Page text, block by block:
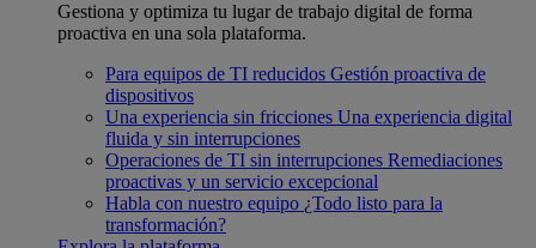
Gestiona y optimiza tu lugar de trabajo digital de forma
proactiva en una sola plataforma.
Para equipos de TI reducidos Gestión proactiva de
dispositivos
Una experiencia sin fricciones Una experiencia digital
fluida y sin interrupciones
Operaciones de TI sin interrupciones Remediaciones
proactivas y un servicio excepcional
Habla con nuestro equipo ¿Todo listo para la
transformación?